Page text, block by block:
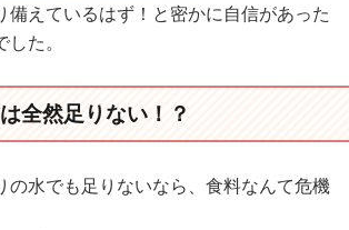
備えているはず！と密かに自信があった
た。
全然足りない！？
の水でも足りないなら、食料なんて危機